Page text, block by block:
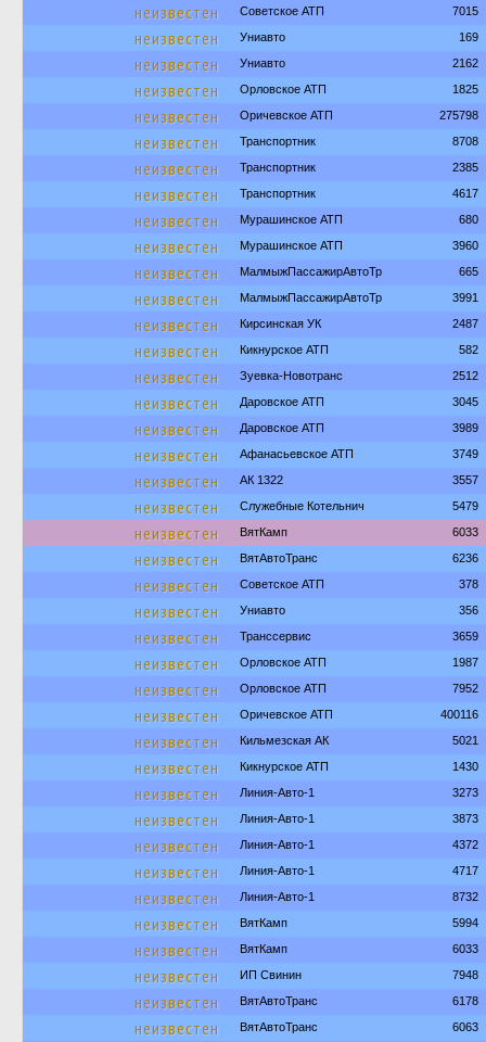
неизвестен Советское АТП 7015
неизвестен Униавто 169
неизвестен Униавто 2162
неизвестен Орловское АТП 1825
неизвестен Оричевское АТП 275798
неизвестен Транспортник 8708
неизвестен Транспортник 2385
неизвестен Транспортник 4617
неизвестен Мурашинское АТП 680
неизвестен Мурашинское АТП 3960
неизвестен МалмыжПассажирАвтоТр 665
неизвестен МалмыжПассажирАвтоТр 3991
неизвестен Кирсинская УК 2487
неизвестен Кикнурское АТП 582
неизвестен Зуевка-Новотранс 2512
неизвестен Даровское АТП 3045
неизвестен Даровское АТП 3989
неизвестен Афанасьевское АТП 3749
неизвестен АК 1322 3557
неизвестен Служебные Котельнич 5479
неизвестен ВятКамп 6033
неизвестен ВятАвтоТранс 6236
неизвестен Советское АТП 378
неизвестен Униавто 356
неизвестен Транссервис 3659
неизвестен Орловское АТП 1987
неизвестен Орловское АТП 7952
неизвестен Оричевское АТП 400116
неизвестен Кильмезская АК 5021
неизвестен Кикнурское АТП 1430
неизвестен Линия-Авто-1 3273
неизвестен Линия-Авто-1 3873
неизвестен Линия-Авто-1 4372
неизвестен Линия-Авто-1 4717
неизвестен Линия-Авто-1 8732
неизвестен ВятКамп 5994
неизвестен ВятКамп 6033
неизвестен ИП Свинин 7948
неизвестен ВятАвтоТранс 6178
неизвестен ВятАвтоТранс 6063